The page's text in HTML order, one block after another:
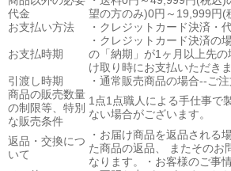
代金
望の方のみ)0円～19,999円
お支払い方法
・クレジットカード決済・
お支払時期
・クレジットカード決済の
の「納期」が1ヶ月以上先
け取り時にお支払いただきま
引渡し時期
・通常販売商品の場合--ご
商品の販売数量
の制限等、特別
な販売条件
1点1点職人による手仕事で
ない場合がございます。
返品・交換につ
いて
・お届け商品を返品される
た商品の返品、 またそのお
なります。・お客様のご事